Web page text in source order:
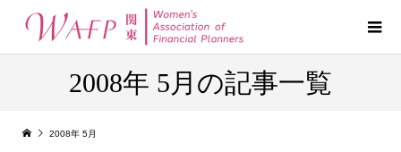
2008年 5月の記事一覧
2008年 5月